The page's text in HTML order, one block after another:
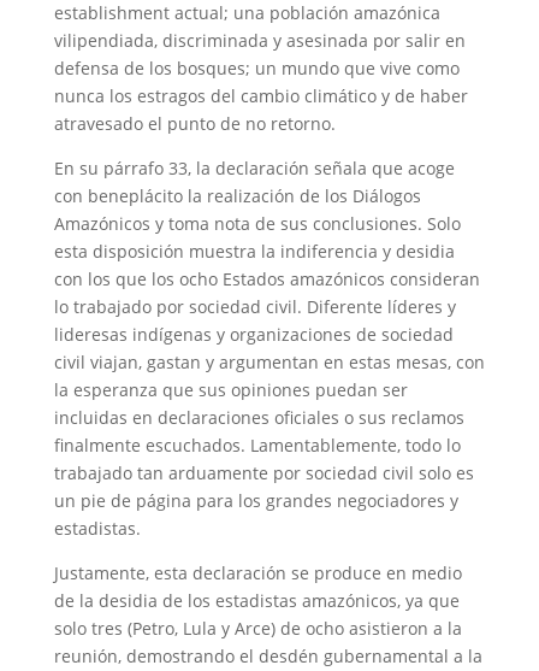
establishment actual; una población amazónica
vilipendiada, discriminada y asesinada por salir en
defensa de los bosques; un mundo que vive como
nunca los estragos del cambio climático y de haber
atravesado el punto de no retorno.
En su párrafo 33, la declaración señala que acoge
con beneplácito la realización de los Diálogos
Amazónicos y toma nota de sus conclusiones. Solo
esta disposición muestra la indiferencia y desidia
con los que los ocho Estados amazónicos consideran
lo trabajado por sociedad civil. Diferente líderes y
lideresas indígenas y organizaciones de sociedad
civil viajan, gastan y argumentan en estas mesas, con
la esperanza que sus opiniones puedan ser
incluidas en declaraciones oficiales o sus reclamos
finalmente escuchados. Lamentablemente, todo lo
trabajado tan arduamente por sociedad civil solo es
un pie de página para los grandes negociadores y
estadistas.
Justamente, esta declaración se produce en medio
de la desidia de los estadistas amazónicos, ya que
solo tres (Petro, Lula y Arce) de ocho asistieron a la
reunión, demostrando el desdén gubernamental a la